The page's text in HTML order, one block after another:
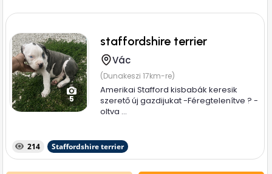
5
staffordshire terrier
Vác
(Dunakeszi 17km-re)
Amerikai Stafford kisbabák keresik
szerető új gazdijukat -Féregtelenítve ? -
oltva ...
214 Staffordshire terrier